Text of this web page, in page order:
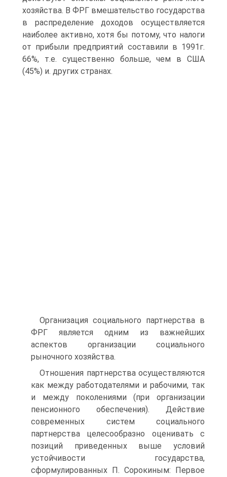
хозяйства. В ФРГ вмешательство государства
в распределение доходов осуществляется
наиболее активно, хотя бы потому, что налоги
от прибыли предприятий составили в 1991г.
66%, т.е. существенно больше, чем в США
(45%) и. других странах.
Организация социального партнерства в
ФРГ является одним из важнейших
аспектов организации социального
рыночного хозяйства.
Отношения партнерства осуществляются
как между работодателями и рабочими, так
и между поколениями (при организации
пенсионного обеспечения). Действие
современных систем социального
партнерства целесообразно оценивать с
позиций приведенных выше условий
устойчивости государства,
сформулированных П. Сорокиным: Первое